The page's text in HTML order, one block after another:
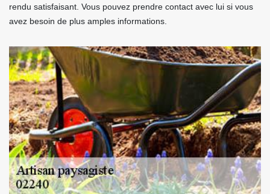
rendu satisfaisant. Vous pouvez prendre contact avec lui si vous
avez besoin de plus amples informations.